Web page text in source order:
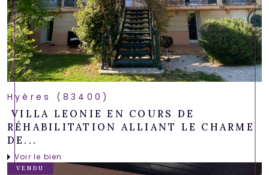
Hyères (83400)
VILLA LEONIE EN COURS DE
RÉHABILITATION ALLIANT LE CHARME
DE...
Voir le bien
VENDU